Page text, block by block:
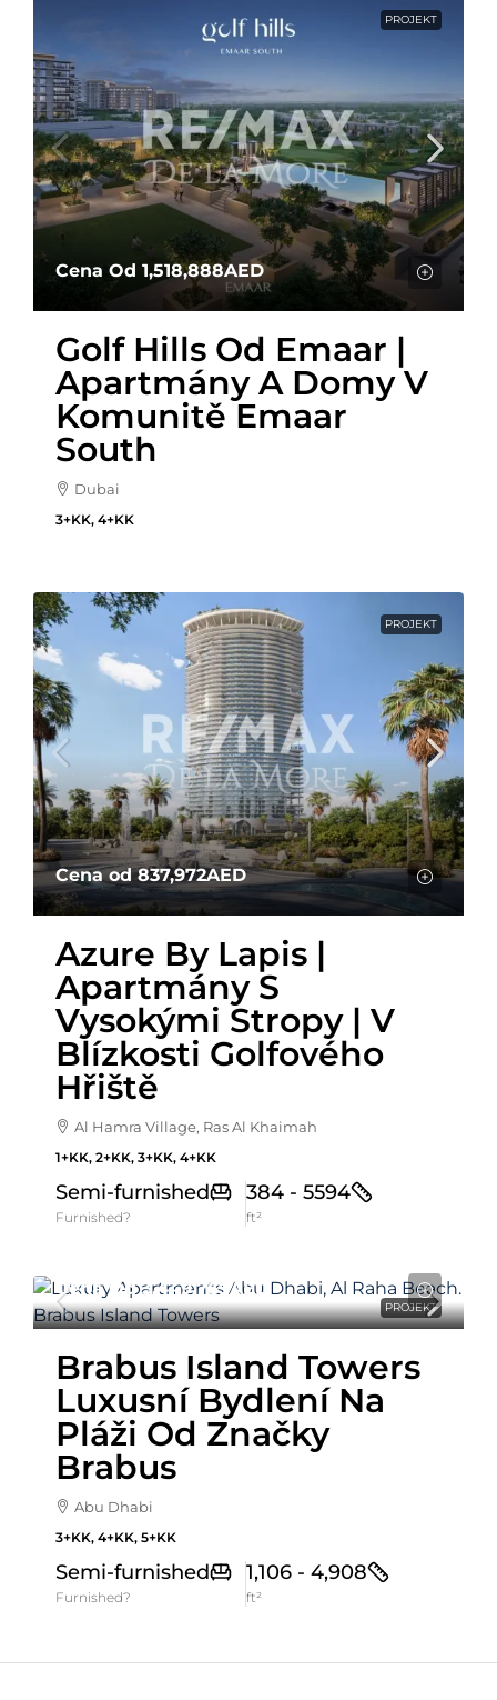
PROJEKT
Cena Od 1,518,888AED
Golf Hills Od Emaar |
Apartmány A Domy V
Komunitě Emaar
South
Dubai
3+KK, 4+KK
PROJEKT
Cena od837,972AED
Azure By Lapis |
Apartmány S
Vysokými Stropy | V
Blízkosti Golfového
Hřiště
Al Hamra Village, Ras Al Khaimah
1+KK, 2+KK, 3+KK, 4+KK
Semi-furnished
Furnished?
384 - 5594
ft²
PROJEKT
Cena Od3,449,769AED
Brabus Island Towers
Luxusní Bydlení Na
Pláži Od Značky
Brabus
Abu Dhabi
3+KK, 4+KK, 5+KK
Semi-furnished
Furnished?
1,106 - 4,908
ft²